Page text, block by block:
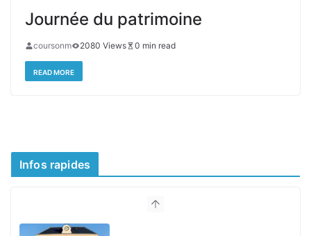
Journée du patrimoine
coursonm 2080 Views 0 min read
READ MORE
Infos rapides